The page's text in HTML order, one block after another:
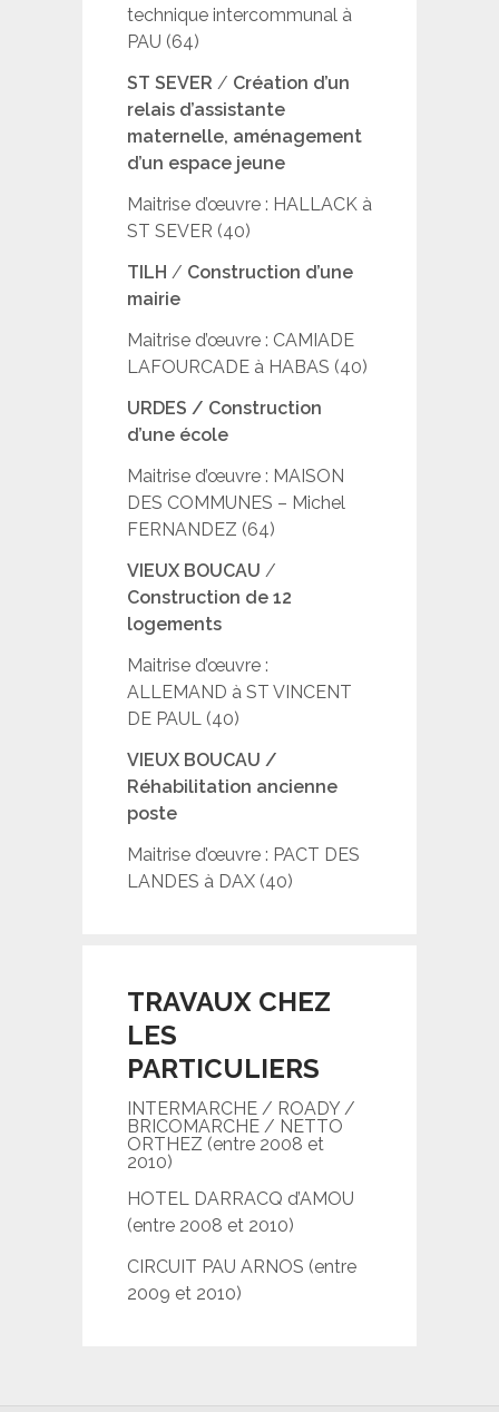
technique intercommunal à
PAU (64)
ST SEVER / Création d’un
relais d’assistante
maternelle, aménagement
d’un espace jeune
Maitrise d’œuvre : HALLACK à
ST SEVER (40)
TILH / Construction d’une
mairie
Maitrise d’œuvre : CAMIADE
LAFOURCADE à HABAS (40)
URDES / Construction
d’une école
Maitrise d’œuvre : MAISON
DES COMMUNES – Michel
FERNANDEZ (64)
VIEUX BOUCAU /
Construction de 12
logements
Maitrise d’œuvre :
ALLEMAND à ST VINCENT
DE PAUL (40)
VIEUX BOUCAU /
Réhabilitation ancienne
poste
Maitrise d’œuvre : PACT DES
LANDES à DAX (40)
TRAVAUX CHEZ
LES
PARTICULIERS
INTERMARCHE / ROADY /
BRICOMARCHE / NETTO
ORTHEZ (entre 2008 et
2010)
HOTEL DARRACQ d’AMOU
(entre 2008 et 2010)
CIRCUIT PAU ARNOS (entre
2009 et 2010)